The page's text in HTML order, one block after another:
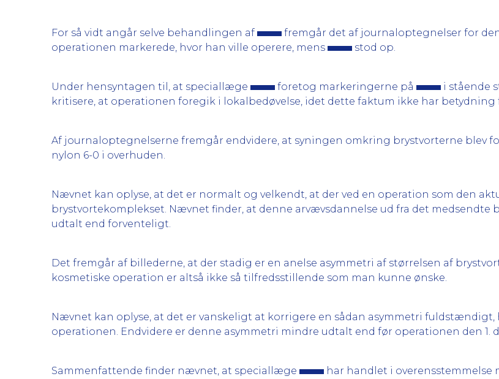
For så vidt angår selve behandlingen af fremgår det af journaloptegnelser for
operationen markerede, hvor han ville operere, mens
stod op.
Under hensyntagen til, at speciallæge foretog markeringerne på
i stående
kritisere, at operationen foregik i lokalbedøvelse, idet dette faktum ikke har betydning
Af journaloptegnelserne fremgår endvidere, at syningen omkring brystvorterne blev
nylon 6-0 i overhuden.
Nævnet kan oplyse, at det er normalt og velkendt, at der ved en operation som den
brystvortekomplekset. Nævnet finder, at denne arvævsdannelse ud fra det medsendte
udtalt end forventeligt.
Det fremgår af billederne, at der stadig er en anelse asymmetri af størrelsen af
kosmetiske operation er altså ikke så tilfredsstillende som man kunne ønske.
Nævnet kan oplyse, at det er vanskeligt at korrigere en sådan asymmetri fuldstændigt,
operationen. Endvidere er denne asymmetri mindre udtalt end før operationen den 1.
Sammenfattende finder nævnet, at speciallæge
har handlet i